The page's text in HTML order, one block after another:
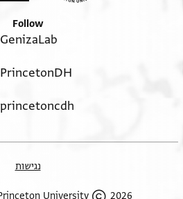
Follow
GenizaLab
PrincetonDH
princetoncdh
נגישות
2026 The Trustees of Princeton University